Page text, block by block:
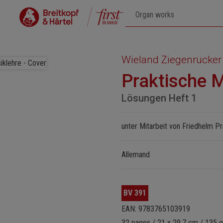
Wieland Ziegenrücker
Praktische
Lösungen Heft 1
unter Mitarbeit von Friedhelm
Allemand
BV 391
EAN: 9783765103919